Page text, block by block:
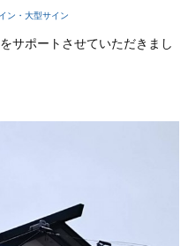
ン・大型サイン
サポートさせていただきまし